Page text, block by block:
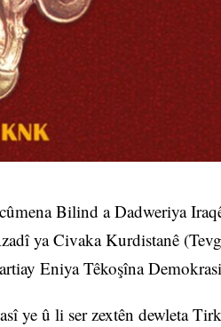
Bilind a Dadweriya
ya Civaka Kurdistanê
Eniya Têkoşîna
ye û li ser zextên dewleta